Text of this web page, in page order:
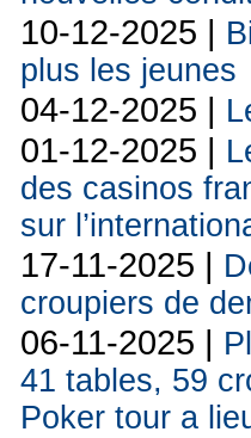
10-12-2025 |
plus les jeunes
04-12-2025 |
01-12-2025 |
des casinos
sur
17-11-2025 |
croupiers de
06-11-2025 |
41 tables, 59
Poker tour a